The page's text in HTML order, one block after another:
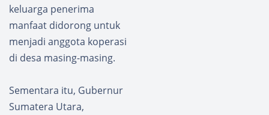
u
Kajian
han
Regula
si
Melalui
Zoom
g
keluarga penerima
manfaat didorong untuk
menjadi anggota koperasi
di desa masing-masing.
Sementara itu, Gubernur
Sumatera Utara,